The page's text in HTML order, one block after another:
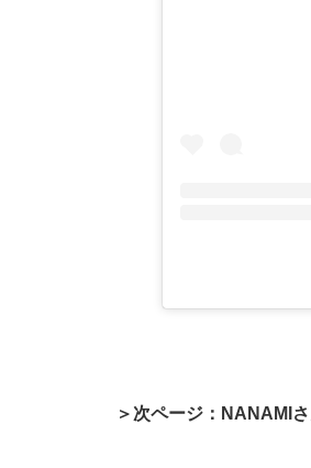
＞次ページ：NANAMI